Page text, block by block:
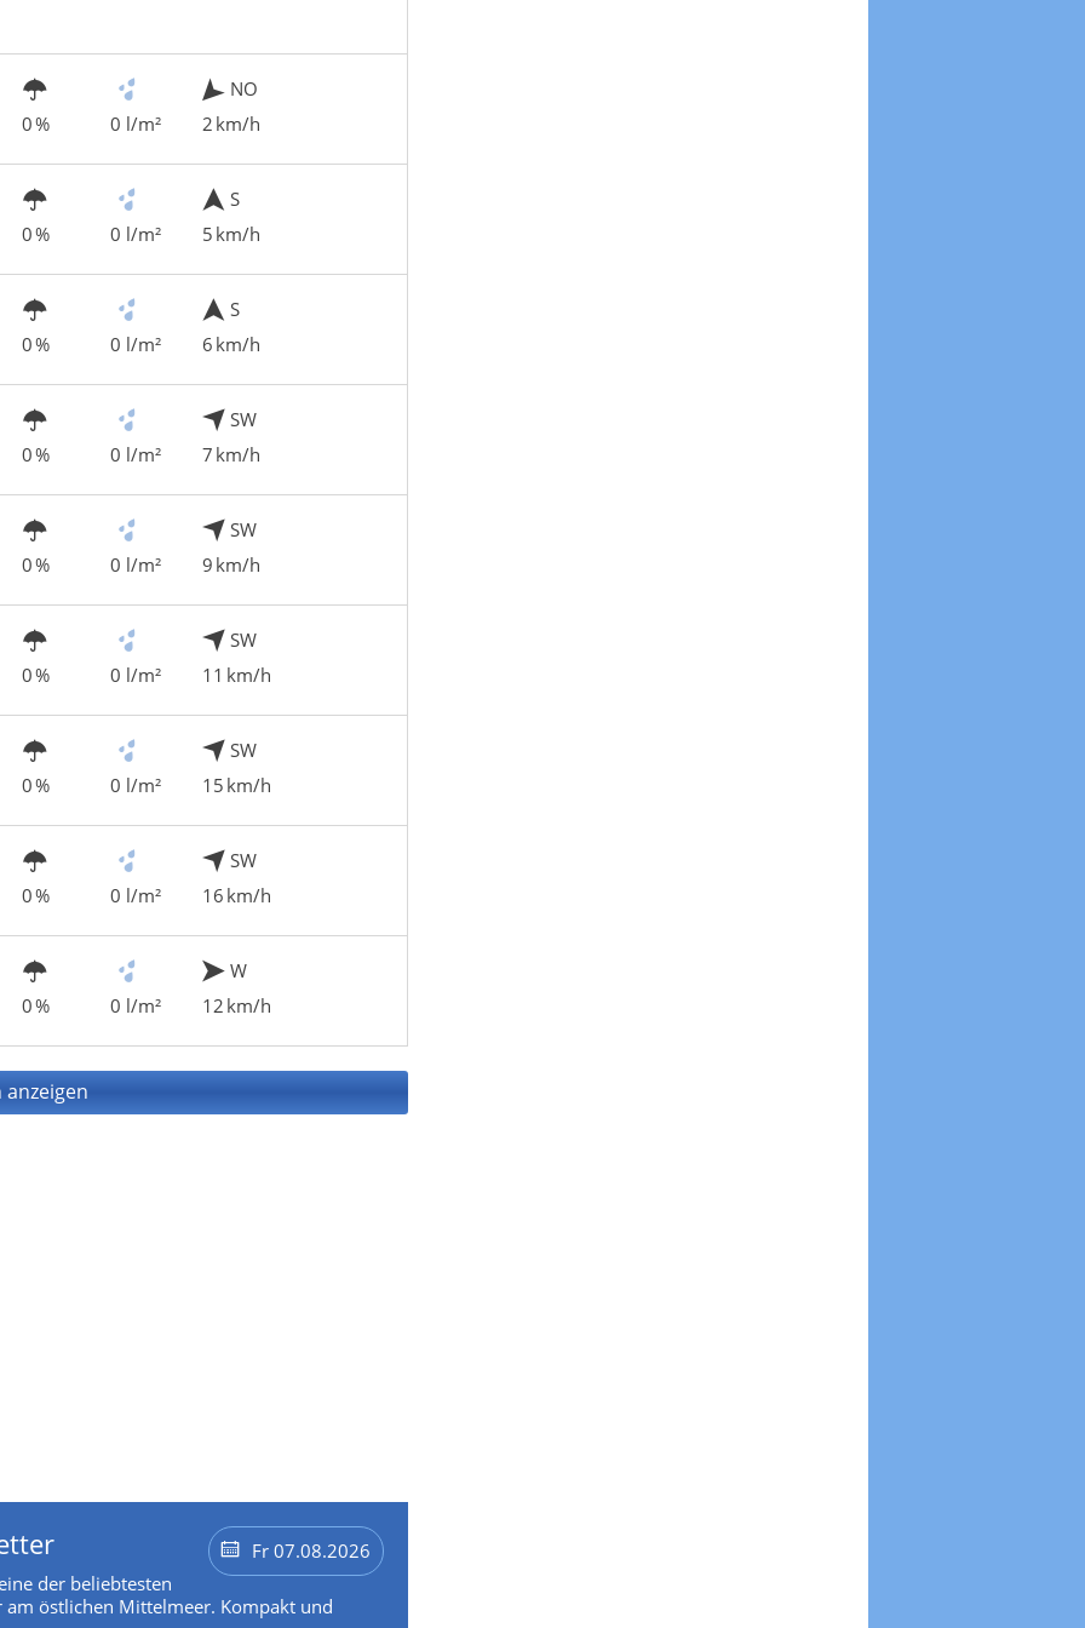
0 % 0 l/m²
NO
2 km/h
0 % 0 l/m²
S
5 km/h
0 % 0 l/m²
S
6 km/h
0 % 0 l/m²
SW
7 km/h
0 % 0 l/m²
SW
9 km/h
0 % 0 l/m²
SW
11 km/h
0 % 0 l/m²
SW
15 km/h
0 % 0 l/m²
SW
16 km/h
0 % 0 l/m²
W
12 km/h
Fr 07.08.2026
der beliebtesten
am östlichen Mittelmeer. Kompakt und